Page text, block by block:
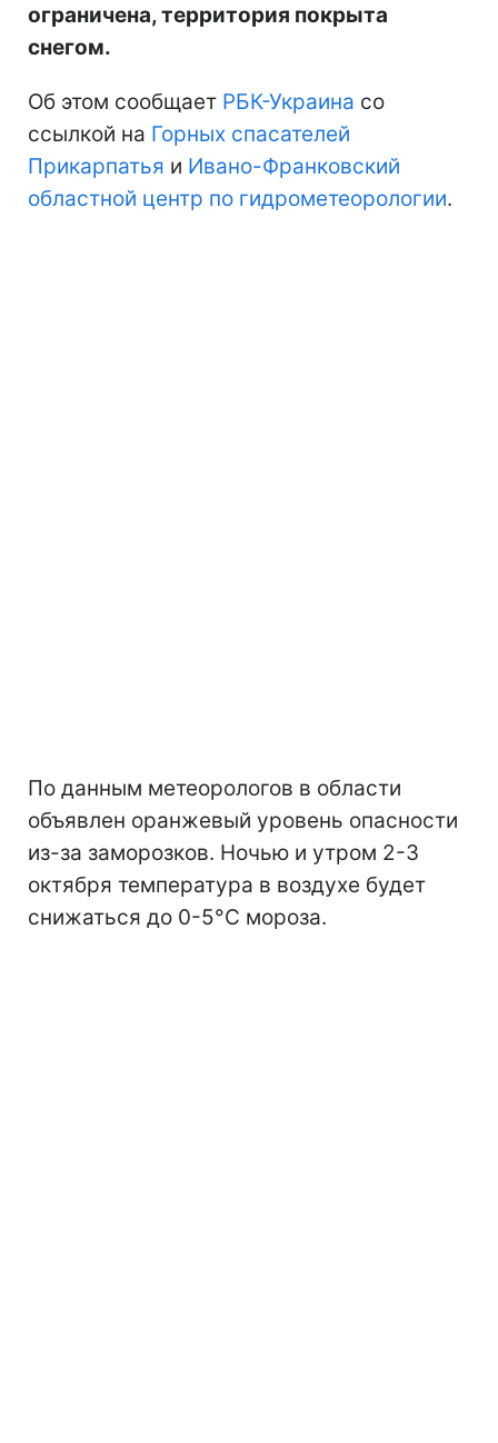
ограничена, территория покрыта
снегом.
Об этом сообщает РБК-Украина со
ссылкой на Горных спасателей
Прикарпатья и Ивано-Франковский
областной центр по гидрометеорологии.
По данным метеорологов в области
объявлен оранжевый уровень опасности
из-за заморозков. Ночью и утром 2-3
октября температура в воздухе будет
снижаться до 0-5°С мороза.